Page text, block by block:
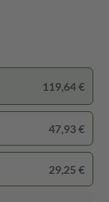
119,64 €
47,93 €
29,25 €